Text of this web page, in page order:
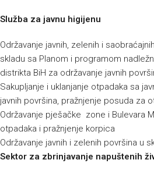
Služba za javnu higijenu
Održavanje javnih, zelenih i
skladu sa Planom i programom
distrikta BiH za održavanje javnih
Sakupljanje i uklanjanje otpadaka sa
javnih površina, pražnjenje posuda za
Održavanje pješačke zone i Bulevara
otpadaka i pražnjenje korpica
Održavanje javnih i zelenih površina u
Sektor za zbrinjavanje napuštenih